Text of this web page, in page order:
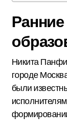
Никита
городе
были